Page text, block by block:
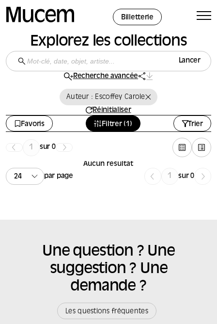
Billetterie
Explorez les collections
Lancer
Recherche avancée
Auteur : Escoffey Carole
Réinitialiser
Favoris
Filtrer (1) Trier
sur 0
Aucun résultat
par page
sur 0
Une question ? Une
suggestion ? Une
demande ?
Les questions fréquentes